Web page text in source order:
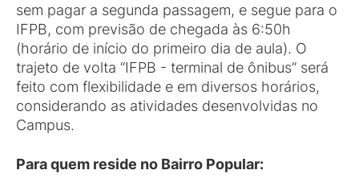
sem pagar a segunda passagem, e segue para o
IFPB, com previsão de chegada às 6:50h
(horário de início do primeiro dia de aula). O
trajeto de volta “IFPB - terminal de ônibus” será
feito com flexibilidade e em diversos horários,
considerando as atividades desenvolvidas no
Campus.
Para quem reside no Bairro Popular: